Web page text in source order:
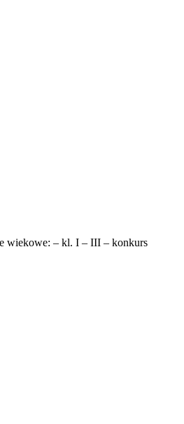
wiekowe: – kl. I – III – konkurs